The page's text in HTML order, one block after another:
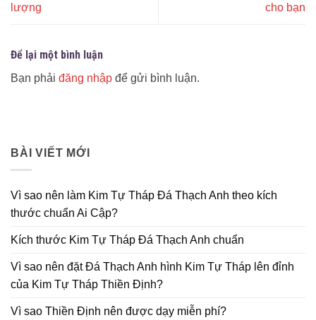
lượng
cho bạn
Để lại một bình luận
Bạn phải đăng nhập để gửi bình luận.
BÀI VIẾT MỚI
Vì sao nên làm Kim Tự Tháp Đá Thạch Anh theo kích
thước chuẩn Ai Cập?
Kích thước Kim Tự Tháp Đá Thạch Anh chuẩn
Vì sao nên đặt Đá Thạch Anh hình Kim Tự Tháp lên đỉnh
của Kim Tự Tháp Thiền Định?
Vì sao Thiền Định nên được dạy miễn phí?